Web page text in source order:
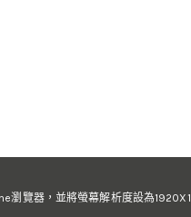
覽器，並將螢幕解析度設為